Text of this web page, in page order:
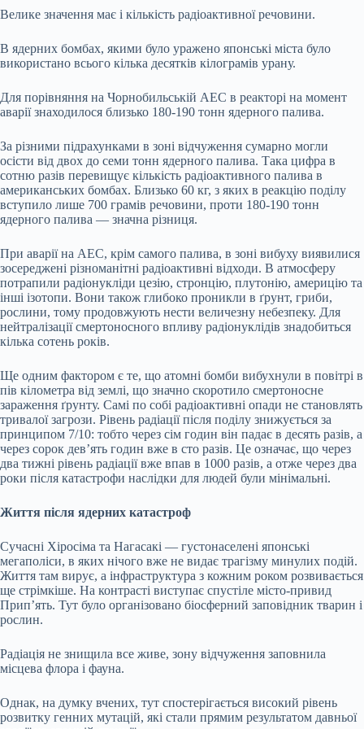
Велике значення має і кількість радіоактивної речовини.
В ядерних бомбах, якими було уражено японські міста було
використано всього кілька десятків кілограмів урану.
Для порівняння на Чорнобильській АЕС в реакторі на момент
аварії знаходилося близько 180-190 тонн ядерного палива.
За різними підрахунками в зоні відчуження сумарно могли
осісти від двох до семи тонн ядерного палива. Така цифра в
сотню разів перевищує кількість радіоактивного палива в
американських бомбах. Близько 60 кг, з яких в реакцію поділу
вступило лише 700 грамів речовини, проти 180-190 тонн
ядерного палива — значна різниця.
При аварії на АЕС, крім самого палива, в зоні вибуху виявилися
зосереджені різноманітні радіоактивні відходи. В атмосферу
потрапили радіонукліди цезію, стронцію, плутонію, америцію та
інші ізотопи. Вони також глибоко проникли в ґрунт, гриби,
рослини, тому продовжують нести величезну небезпеку. Для
нейтралізації смертоносного впливу радіонуклідів знадобиться
кілька сотень років.
Ще одним фактором є те, що атомні бомби вибухнули в повітрі в
пів кілометра від землі, що значно скоротило смертоносне
зараження ґрунту. Самі по собі радіоактивні опади не становлять
тривалої загрози. Рівень радіації після поділу знижується за
принципом 7/10: тобто через сім годин він падає в десять разів, а
через сорок дев’ять годин вже в сто разів. Це означає, що через
два тижні рівень радіації вже впав в 1000 разів, а отже через два
роки після катастрофи наслідки для людей були мінімальні.
Життя після ядерних катастроф
Сучасні Хіросіма та Нагасакі — густонаселені японські
мегаполіси, в яких нічого вже не видає трагізму минулих подій.
Життя там вирує, а інфраструктура з кожним роком розвивається
ще стрімкіше. На контрасті виступає спустіле місто-привид
Прип’ять. Тут було організовано біосферний заповідник тварин і
рослин.
Радіація не знищила все живе, зону відчуження заповнила
місцева флора і фауна.
Однак, на думку вчених, тут спостерігається високий рівень
розвитку генних мутацій, які стали прямим результатом давньої